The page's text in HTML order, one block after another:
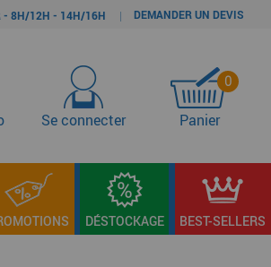
- 8H/12H - 14H/16H | DEMANDER UN DEVIS
Se connecter
0
Panier
DÉSTOCKAGE BEST-SELLERS